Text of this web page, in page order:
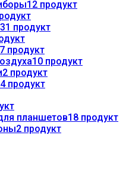
12 продукт
31 продукт
7 продукт
10 продукт
2 продукт
4 продукт
планшетов18 продукт
2 продукт